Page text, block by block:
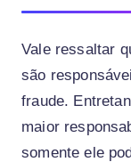
Vale ressaltar
são
fraude.
maior
somente ele